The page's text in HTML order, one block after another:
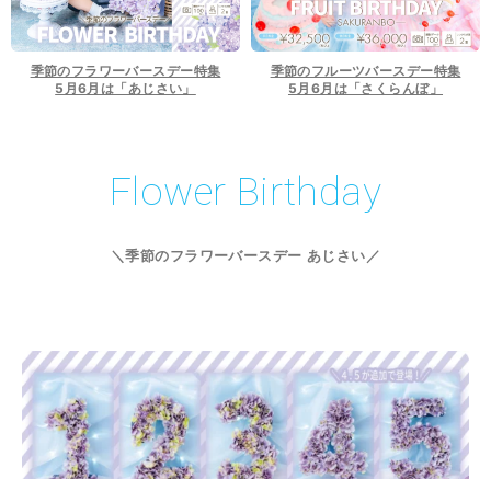
季節のフラワーバースデー特集
5月6月は「あじさい」
季節のフルーツバースデー特集
5月6月は「さくらんぼ」
Flower Birthday
＼季節のフラワーバースデー あじさい／